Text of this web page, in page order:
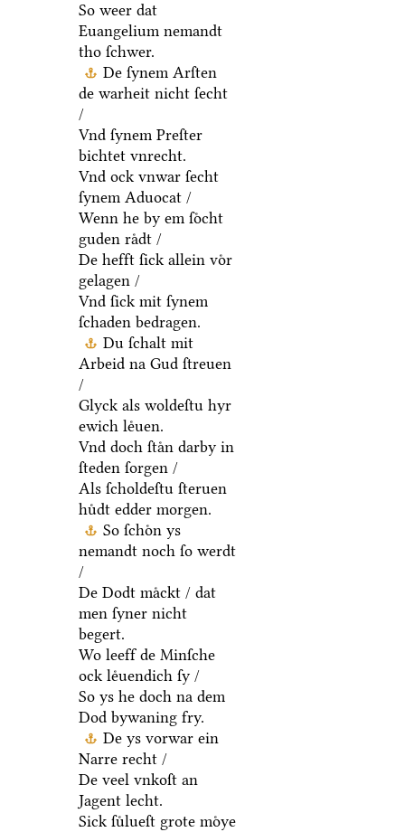
So weer dat
Euangelium nemandt
tho ſchwer.
De ſynem Arſten
de warheit nicht ſecht
/
Vnd ſynem Preſter
bichtet vnrecht.
Vnd ock vnwar ſecht
ſynem Aduocat /
Wenn he by em ſoͤcht
guden raͤdt /
De hefft ſick allein voͤr
gelagen /
Vnd ſick mit ſynem
ſchaden bedragen.
Du ſchalt mit
Arbeid na Gud ſtreuen
/
Glyck als woldeſtu hyr
ewich leͤuen.
Vnd doch ſtaͤn darby in
ſteden ſorgen /
Als ſcholdeſtu ſteruen
huͤdt edder morgen.
So ſchoͤn ys
nemandt noch ſo werdt
/
De Dodt maͤckt / dat
men ſyner nicht
begert.
Wo leeff de Minſche
ock leͤuendich ſy /
So ys he doch na dem
Dod bywaning fry.
De ys vorwar ein
Narre recht /
De veel vnkoſt an
Jagent lecht.
Sick ſuͤlueſt grote moͤye